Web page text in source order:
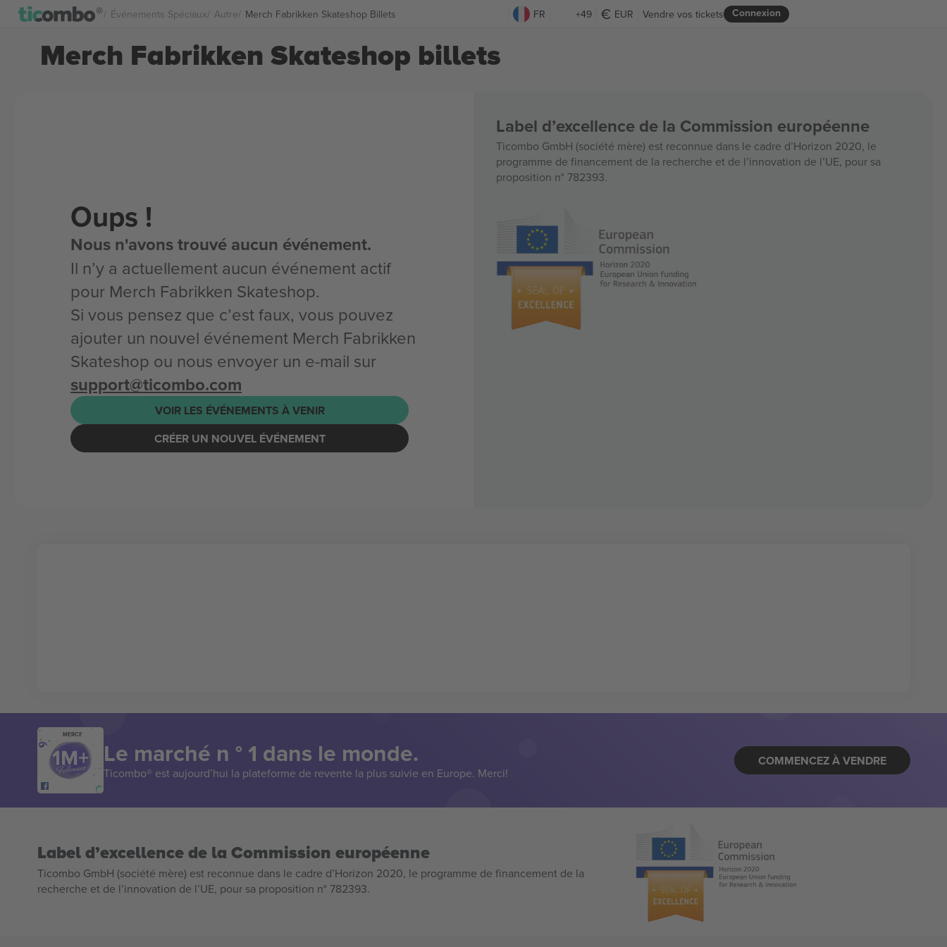
Événements Spéciaux Autre Merch Fabrikken Skateshop Billets FR +49 EUR Connexion
Vendre vos tickets
Merch Fabrikken Skateshop billets
Oups !
Nous n'avons trouvé aucun événement.
Il n’y a actuellement aucun événement actif
pour Merch Fabrikken Skateshop.
Si vous pensez que c’est faux, vous pouvez
ajouter un nouvel événement Merch Fabrikken
Skateshop ou nous envoyer un e-mail sur
support@ticombo.com
VOIR LES ÉVÉNEMENTS À VENIR
CRÉER UN NOUVEL ÉVÉNEMENT
Label d’excellence de la Commission européenne
Ticombo GmbH (société mère) est reconnue dans le cadre d’Horizon 2020, le
programme de financement de la recherche et de l’innovation de l’UE, pour sa
proposition n° 782393.
MERCI!
Le marché n ° 1 dans le monde.
Ticombo® est aujourd’hui la plateforme de revente la plus suivie en Europe. Merci!
COMMENCEZ À VENDRE
Label d’excellence de la Commission européenne
Ticombo GmbH (société mère) est reconnue dans le cadre d’Horizon 2020, le programme de financement de la
recherche et de l’innovation de l’UE, pour sa proposition n° 782393.